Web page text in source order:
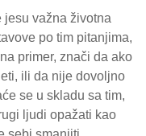
važna životna
po tim pitanjima,
primer, znači da ako
ili da nije dovoljno
se u skladu sa tim,
ljudi opažati kao